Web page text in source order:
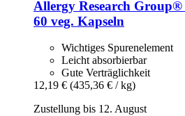
Allergy Research Group®
60 veg. Kapseln
Wichtiges Spurenelement
Leicht absorbierbar
Gute Verträglichkeit
12,19 € (435,36 € / kg)
Zustellung bis 12. August